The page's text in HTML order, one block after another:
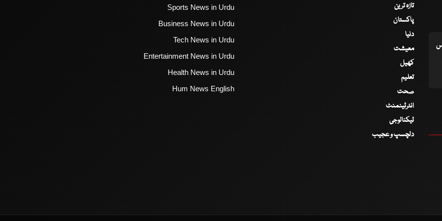
تازہ ترین
پاکستان
دنیا
معیشت
کھیل
تعلیم
صحت
انٹرٹینمنٹ
ٹیکنالوجی
دلچسپ و عجیب
Sports News in Urdu
Business News in Urdu
Tech News in Urdu
Entertainment News in Urdu
Health News in Urdu
Hum News English